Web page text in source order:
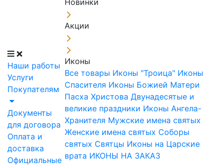
Наши работы
Услуги
Покупателям
Документы
для договора
Оплата и
доставка
Официальные
Новинки
Акции
Иконы
Все товары Иконы "Троица" Иконы
Спасителя Иконы Божией Матери
Пасха Христова Двунадесятые и
великие праздники Иконы Ангела-
Хранителя Мужские имена святых
Женские имена святых Соборы
святых Святцы Иконы на Царские
врата ИКОНЫ НА ЗАКАЗ